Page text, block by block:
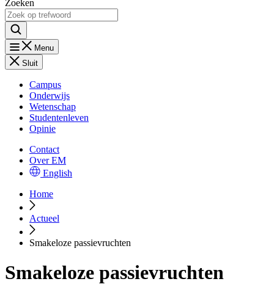
Zoeken
Menu
Sluit
Campus
Onderwijs
Wetenschap
Studentenleven
Opinie
Contact
Over EM
English
Home
Actueel
Smakeloze passievruchten
Smakeloze passievruchten